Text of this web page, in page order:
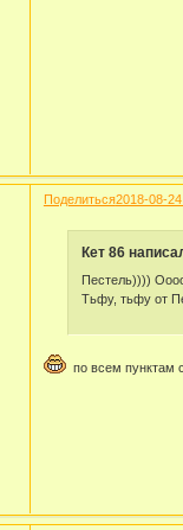
Поделиться2018-08-
Кет 86
Пестель))))
Тьфу, тьфу от
по всем пунктам